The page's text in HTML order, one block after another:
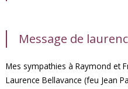
Message de
Mes sympathies à Raymond et
Laurence Bellavance (feu Jean